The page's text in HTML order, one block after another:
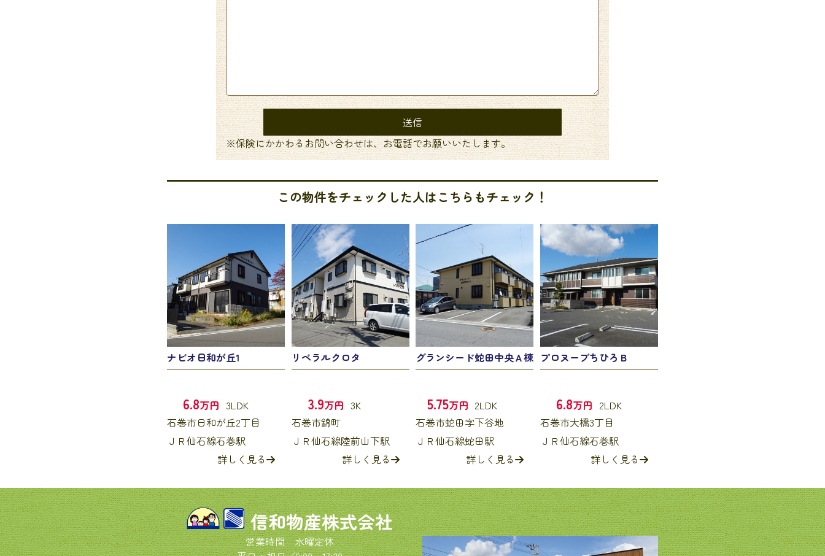
※保険にかかわるお問い合わせは、お電話でお願いいたします。
この物件をチェックした人はこちらもチェック！
ナビオ日和が丘1
6.8万円 3LDK
石巻市日和が丘2丁目
ＪＲ仙石線石巻駅
詳しく見る
リベラルクロタ
3.9万円 3K
石巻市錦町
ＪＲ仙石線陸前山下駅
詳しく見る
グランシード蛇田中央Ａ棟
5.75万円 2LDK
石巻市蛇田字下谷地
ＪＲ仙石線蛇田駅
詳しく見る
プロヌーブちひろＢ
6.8万円 2LDK
石巻市大橋3丁目
ＪＲ仙石線石巻駅
詳しく見る
信和物産株式会社
営業時間 水曜定休